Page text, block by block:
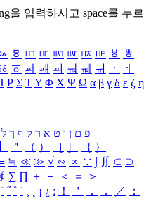
을 입력하시고 space를 누르
ㅱ ㅲ ㅳ ㅴ ㅵ ㅶ ㅷ ㅸ
ㅹ
ㆆ ㆇ ㆈ ㆉ ㆊ ㆋ ㆌ ㆍ
ㆎ
Ρ Σ ΤΥ Φ Χ Ψ Ω α β γ δ ε ζ η
פ ם ן ו ט א ר ק ף ך ל
＂ （ ） ［ ］ ｛ ｝
≒ ≪ ≫ √ ∽ ∝ ∵ ∫ ∬ ∈ ∋
∮ ∑ ∏ ＋ － ＜ ＝
＞
˘ ˝ ˚ ˙ ¸ ¡ ¿ ː ！ ＇ ， ． ／
：